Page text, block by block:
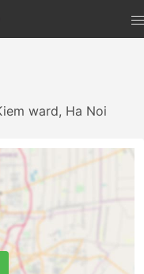
ward, Ha Noi